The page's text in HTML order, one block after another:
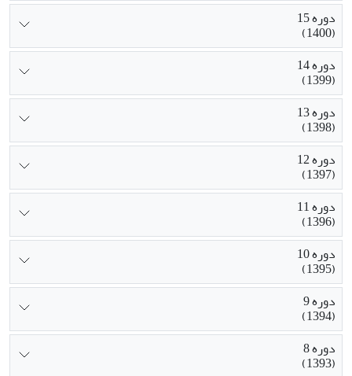
دوره 15
(1400)
دوره 14
(1399)
دوره 13
(1398)
دوره 12
(1397)
دوره 11
(1396)
دوره 10
(1395)
دوره 9
(1394)
دوره 8
(1393)